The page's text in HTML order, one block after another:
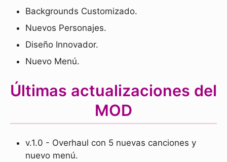
Backgrounds Customizado.
Nuevos Personajes.
Diseño Innovador.
Nuevo Menú.
Últimas actualizaciones del
MOD
v.1.0 - Overhaul con 5 nuevas canciones y
nuevo menú.